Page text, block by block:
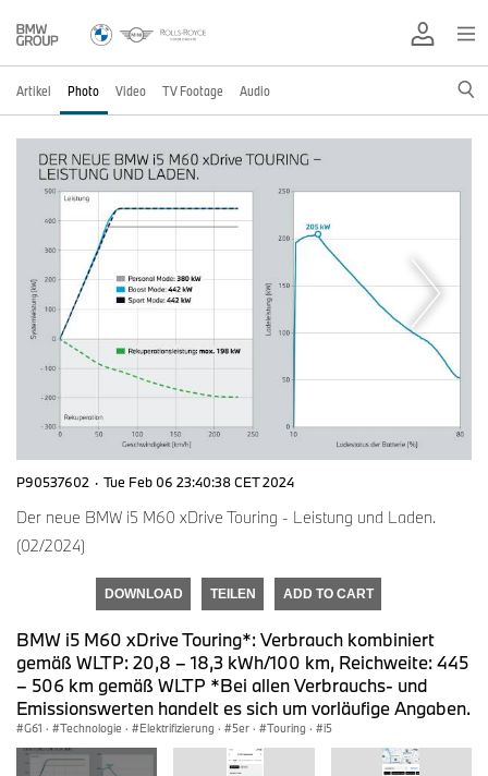
Artikel Photo Video TV Footage Audio
P90537602 · Tue Feb 06 23:40:38 CET 2024
Der neue BMW i5 M60 xDrive Touring - Leistung und Laden.
(02/2024)
DOWNLOAD TEILEN ADD TO CART
BMW i5 M60 xDrive Touring*: Verbrauch kombiniert
gemäß WLTP: 20,8 – 18,3 kWh/100 km, Reichweite: 445
– 506 km gemäß WLTP *Bei allen Verbrauchs- und
Emissionswerten handelt es sich um vorläufige Angaben.
G61 · Technologie · Elektrifizierung · 5er · Touring · i5